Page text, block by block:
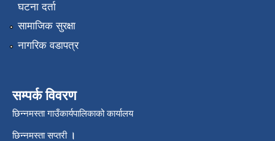
घटना दर्ता
सामाजिक सुरक्षा
नागरिक वडापत्र
सम्पर्क विवरण
छिन्नमस्ता गाउँकार्यपालिकाको कार्यालय
छिन्नमस्ता सप्तरी ।